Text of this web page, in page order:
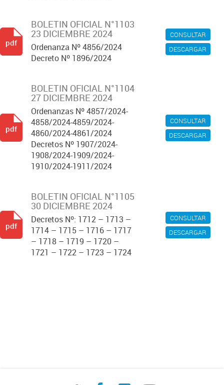
CONSULTAR
DESCARGAR
BOLETIN OFICIAL N°1103
23 DICIEMBRE 2024
Ordenanza Nº 4856/2024
Decreto Nº 1896/2024
pdf
CONSULTAR
DESCARGAR
BOLETIN OFICIAL N°1104
27 DICIEMBRE 2024
Ordenanzas Nº 4857/2024-
4858/2024-4859/2024-
4860/2024-4861/2024
Decretos Nº 1907/2024-
1908/2024-1909/2024-
1910/2024-1911/2024
pdf
CONSULTAR
DESCARGAR
BOLETIN OFICIAL N°1105
30 DICIEMBRE 2024
Decretos Nº: 1712 – 1713 –
1714 – 1715 – 1716 – 1717
– 1718 – 1719 – 1720 –
1721 – 1722 – 1723 – 1724
pdf